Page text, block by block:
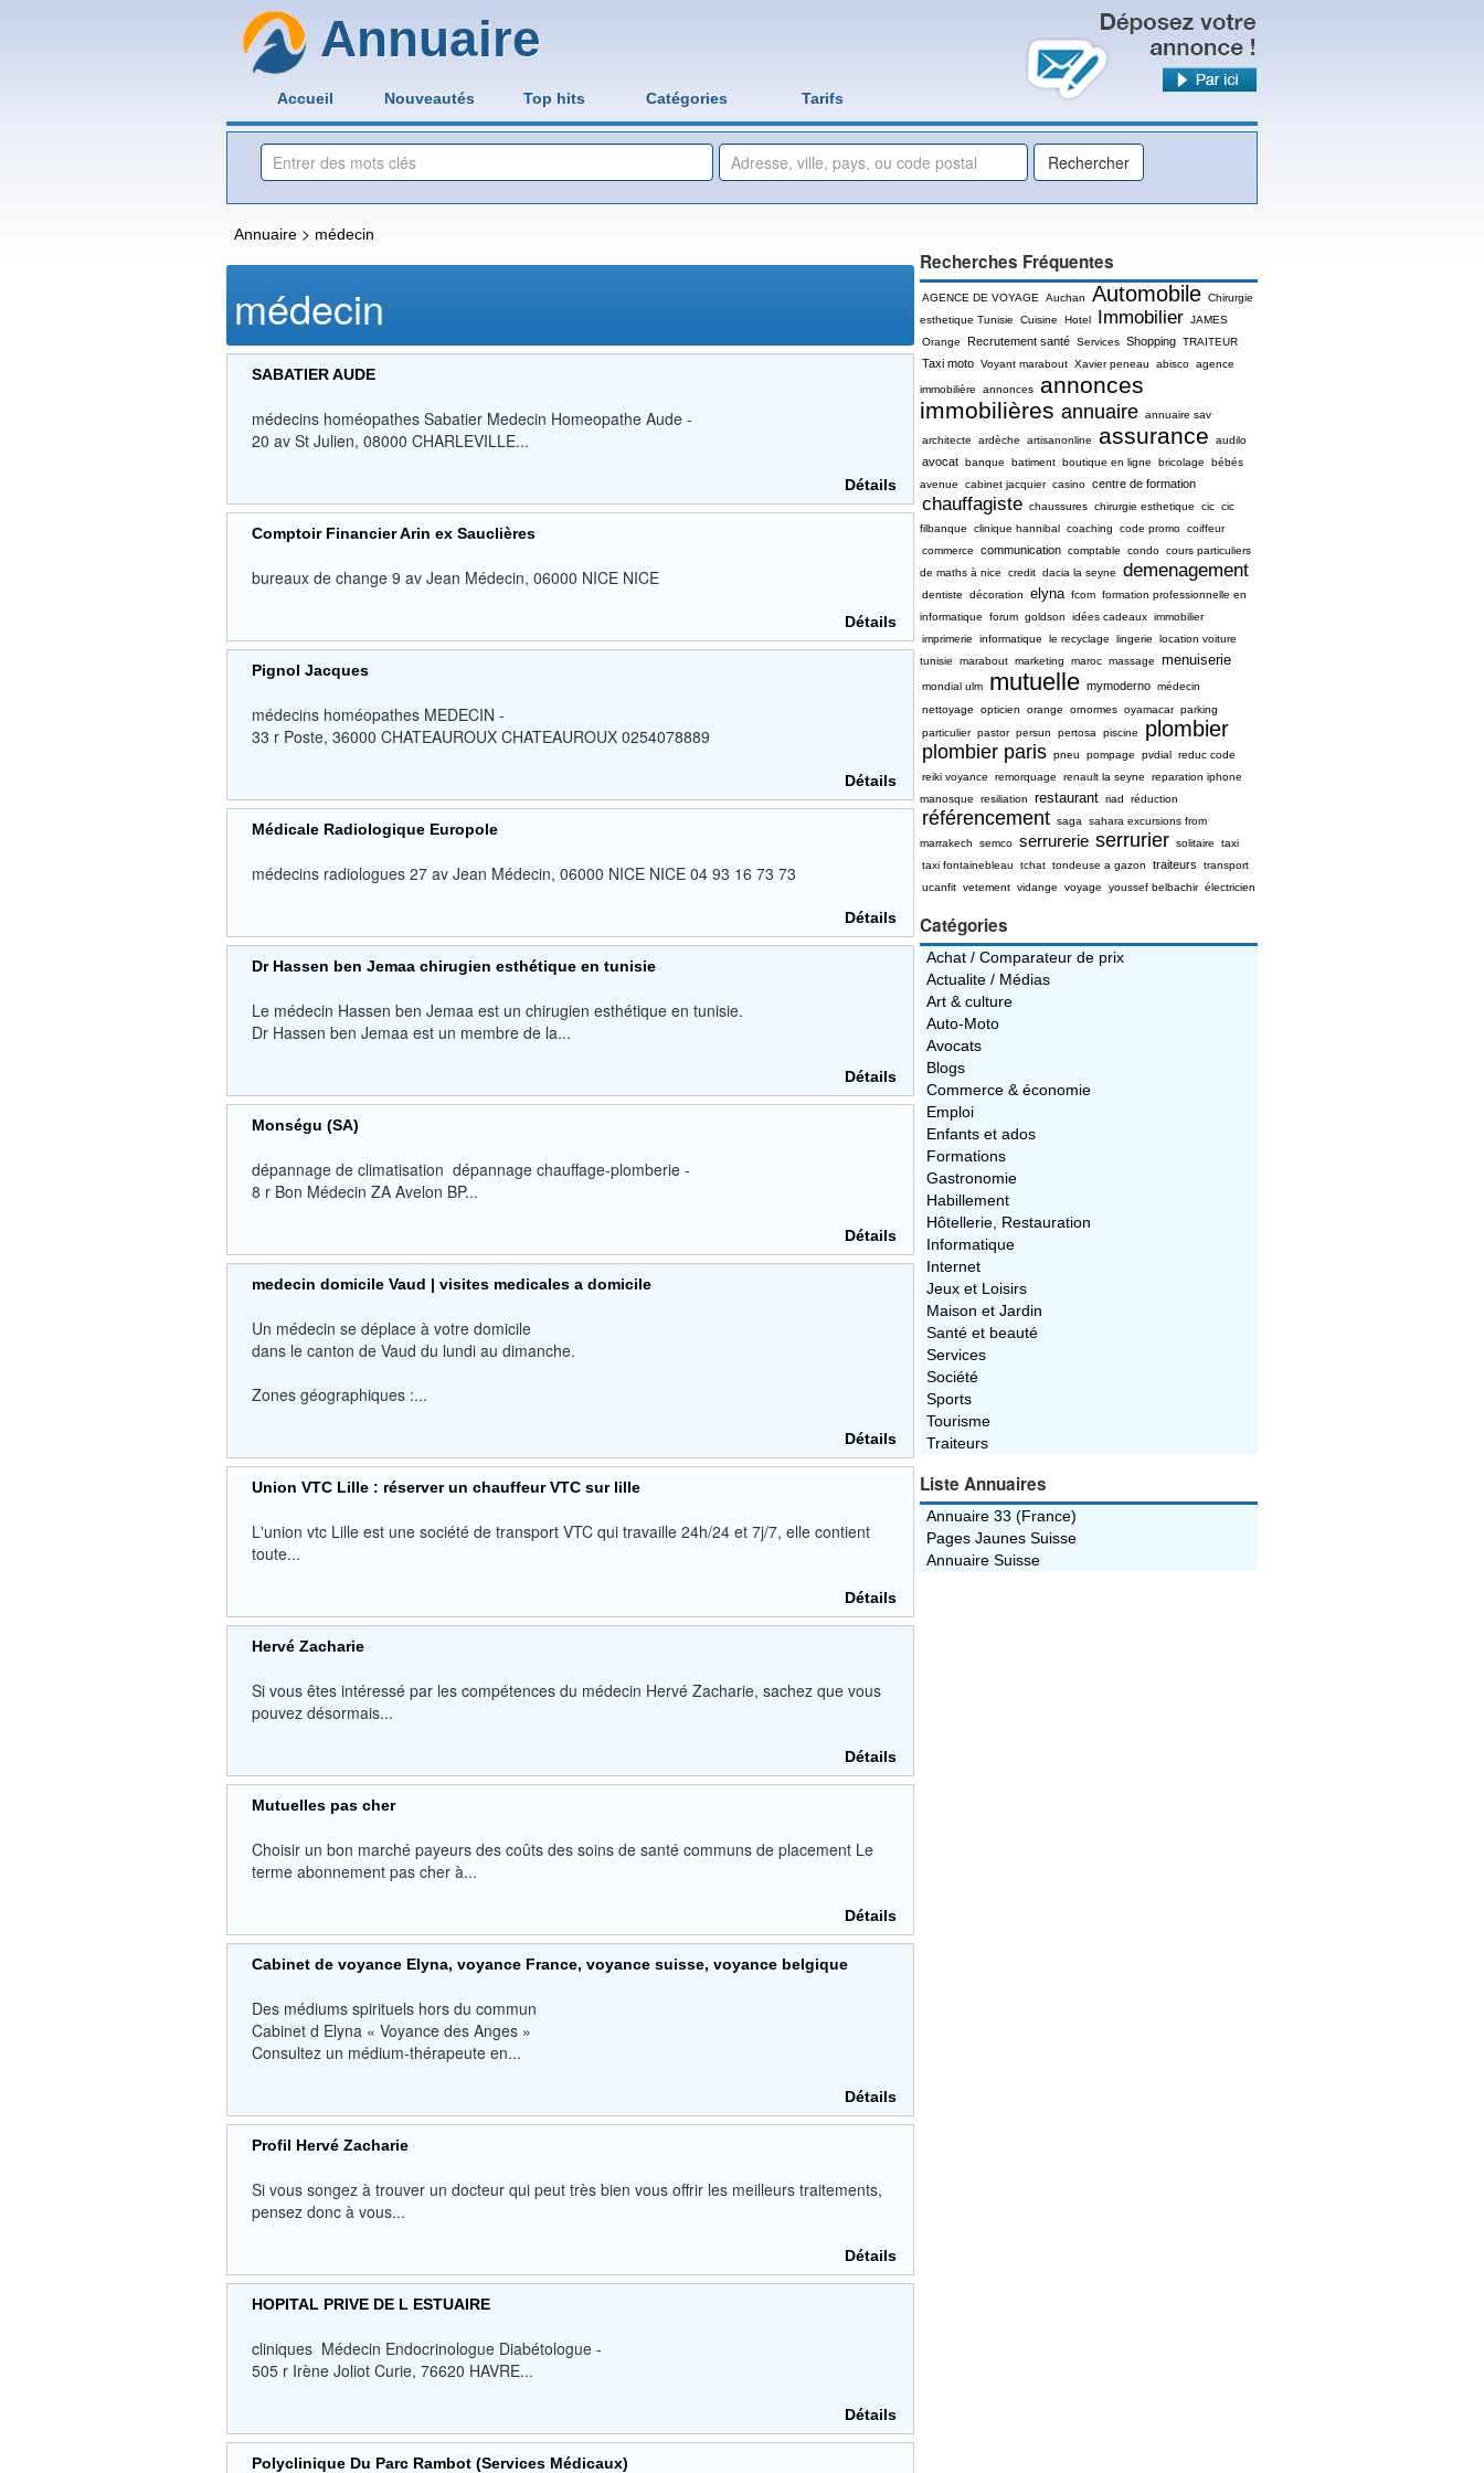
Annuaire
Accueil Nouveautés Top hits Catégories Tarifs
Annuaire > médecin
médecin
SABATIER AUDE
médecins homéopathes Sabatier Medecin Homeopathe Aude -
20 av St Julien, 08000 CHARLEVILLE...
Détails
Comptoir Financier Arin ex Sauclières
bureaux de change 9 av Jean Médecin, 06000 NICE NICE
Détails
Pignol Jacques
médecins homéopathes MEDECIN -
33 r Poste, 36000 CHATEAUROUX CHATEAUROUX 0254078889
Détails
Médicale Radiologique Europole
médecins radiologues 27 av Jean Médecin, 06000 NICE NICE 04 93 16 73 73
Détails
Dr Hassen ben Jemaa chirugien esthétique en tunisie
Le médecin Hassen ben Jemaa est un chirugien esthétique en tunisie.
Dr Hassen ben Jemaa est un membre de la...
Détails
Monségu (SA)
dépannage de climatisation dépannage chauffage-plomberie -
8 r Bon Médecin ZA Avelon BP...
Détails
medecin domicile Vaud | visites medicales a domicile
Un médecin se déplace à votre domicile
dans le canton de Vaud du lundi au dimanche.
Zones géographiques :...
Détails
Union VTC Lille : réserver un chauffeur VTC sur lille
L'union vtc Lille est une société de transport VTC qui travaille 24h/24 et 7j/7, elle contient
toute...
Détails
Hervé Zacharie
Si vous êtes intéressé par les compétences du médecin Hervé Zacharie, sachez que vous
pouvez désormais...
Détails
Mutuelles pas cher
Choisir un bon marché payeurs des coûts des soins de santé communs de placement Le
terme abonnement pas cher à...
Détails
Cabinet de voyance Elyna, voyance France, voyance suisse, voyance belgique
Des médiums spirituels hors du commun
Cabinet d Elyna « Voyance des Anges »
Consultez un médium-thérapeute en...
Détails
Profil Hervé Zacharie
Si vous songez à trouver un docteur qui peut très bien vous offrir les meilleurs traitements,
pensez donc à vous...
Détails
HOPITAL PRIVE DE L ESTUAIRE
cliniques Médecin Endocrinologue Diabétologue -
505 r Irène Joliot Curie, 76620 HAVRE...
Détails
Polyclinique Du Parc Rambot (Services Médicaux)
Recherches Fréquentes
AGENCE DE VOYAGE Auchan Automobile Chirurgie
esthetique Tunisie
Cuisine Hotel Immobilier JAMES
Orange
Recrutement santé Services Shopping TRAITEUR
Taxi moto Voyant marabout Xavier peneau abisco agence
immobilière annonces
annonces
immobilières annuaire annuaire sav
architecte ardèche artisanonline assurance audilo
avocat banque batiment boutique en ligne bricolage
bébés
avenue
cabinet jacquier casino centre de formation
chauffagiste chaussures chirurgie esthetique cic cic
filbanque
clinique hannibal coaching code promo coiffeur
commerce
communication comptable condo cours particuliers
de maths à nice
credit dacia la seyne demenagement
dentiste décoration elyna fcom formation professionnelle en
informatique
forum goldson idées cadeaux immobilier
imprimerie
informatique le recyclage lingerie
location voiture
tunisie
marabout marketing maroc massage menuiserie
mondial ulm mutuelle mymoderno médecin
nettoyage
opticien orange ornormes oyamacar parking
particulier pastor persun pertosa piscine plombier
plombier paris pneu pompage pvdial reduc code
reiki voyance
remorquage renault la seyne
reparation iphone
manosque
resiliation restaurant riad réduction
référencement saga
sahara excursions from
marrakech
semco serrurerie serrurier solitaire
taxi
taxi fontainebleau
tchat tondeuse a gazon traiteurs
transport
ucanfit vetement vidange voyage youssef belbachir électricien
Catégories
Achat / Comparateur de prix
Actualite / Médias
Art & culture
Auto-Moto
Avocats
Blogs
Commerce & économie
Emploi
Enfants et ados
Formations
Gastronomie
Habillement
Hôtellerie, Restauration
Informatique
Internet
Jeux et Loisirs
Maison et Jardin
Santé et beauté
Services
Société
Sports
Tourisme
Traiteurs
Liste Annuaires
Annuaire 33 (France)
Pages Jaunes Suisse
Annuaire Suisse